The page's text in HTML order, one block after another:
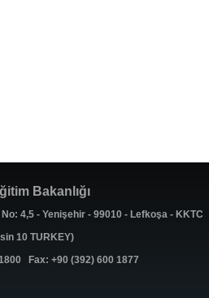
Bakanlığı
4,5 - Yenişehir - 99010 - Lefkoşa - KKTC
10 TURKEY)
Fax: +90 (392) 600 1877